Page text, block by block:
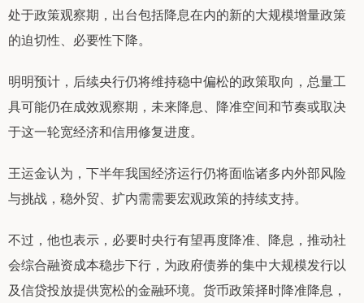
处于政策观察期，出台包括降息在内的新的大规模增量政策
的迫切性、必要性下降。
明明预计，后续央行仍将维持稳中偏松的政策取向，总量工
具可能仍在成效观察期，未来降息、降准空间和节奏或取决
于这一轮宽经济和信用修复进度。
王运金认为，下半年我国经济运行仍将面临诸多内外部风险
与挑战，稳外贸、扩内需需要宏观政策的持续支持。
不过，他也表示，必要时央行有望再度降准、降息，推动社
会综合融资成本稳步下行，为政府债券的集中大规模发行以
及信贷投放提供宽松的金融环境。货币政策择时降准降息，